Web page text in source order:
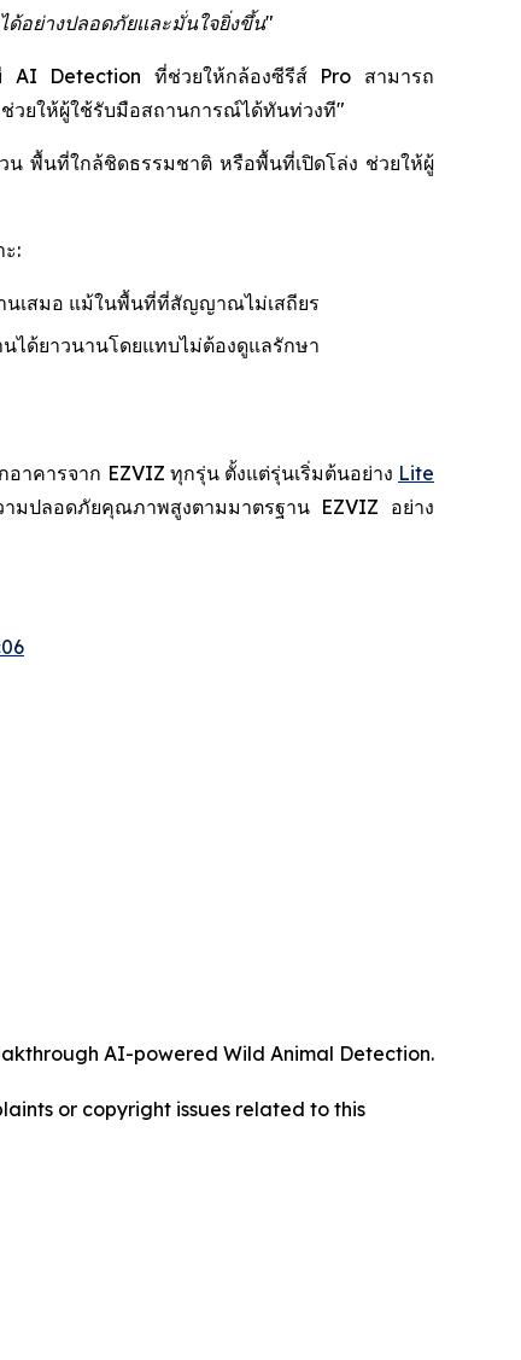
อย่างปลอดภัยและมั่นใจยิ่งขึ้น"
ยี AI Detection ที่ช่วยให้กล้องซีรีส์ Pro สามารถ
ช่วยให้ผู้ใช้รับมือสถานการณ์ได้ทันท่วงที"
น พื้นที่ใกล้ชิดธรรมชาติ หรือพื้นที่เปิดโล่ง ช่วยให้ผู้
:
านเสมอ แม้ในพื้นที่ที่สัญญาณไม่เสถียร
ได้ยาวนานโดยแทบไม่ต้องดูแลรักษา
าคารจาก EZVIZ ทุกรุ่น ตั้งแต่รุ่นเริ่มต้นอย่าง Lite
ามปลอดภัยคุณภาพสูงตามมาตรฐาน EZVIZ อย่าง
AI-powered Wild Animal Detection.
or copyright issues related to this